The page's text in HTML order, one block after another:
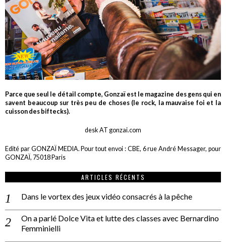
Parce que seul le détail compte, Gonzaï est le magazine des gens qui en
savent beaucoup sur très peu de choses (le rock, la mauvaise foi et la
cuisson des biftecks).
desk AT gonzai.com
Edité par GONZAÏ MEDIA. Pour tout envoi : CBE, 6 rue André Messager, pour
GONZAÏ, 75018 Paris
ARTICLES RÉCENTS
Dans le vortex des jeux vidéo consacrés à la pêche
On a parlé Dolce Vita et lutte des classes avec Bernardino
Femminielli